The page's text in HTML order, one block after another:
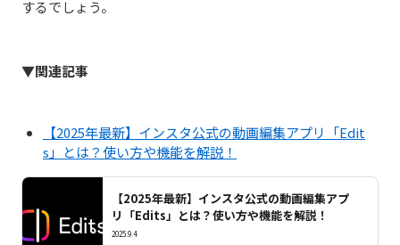
するでしょう。
▼関連記事
【2025年最新】インスタ公式の動画編集アプリ「Edit
s」とは？使い方や機能を解説！
【2025年最新】インスタ公式の動画編集アプ
リ「Edits」とは？使い方や機能を解説！
2025.9.4